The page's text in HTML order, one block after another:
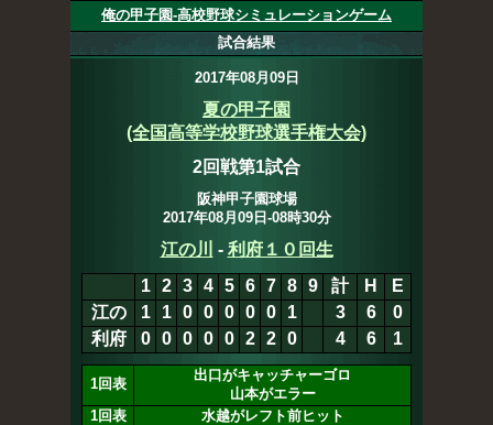
俺の甲子園-高校野球シミュレーションゲーム
試合結果
2017年08月09日
夏の甲子園
(全国高等学校野球選手権大会)
2回戦第1試合
阪神甲子園球場
2017年08月09日-08時30分
江の川 - 利府１０回生
1
2 3 4 5 6 7 8 9 計 H
E
江の
1 1 0 0 0 0 0 1 3 6
0
利府
0 0 0 0 0 2 2 0 4 6 1
1回表
出口がキャッチャーゴロ
山本がエラー
1回表
水越がレフト前ヒット